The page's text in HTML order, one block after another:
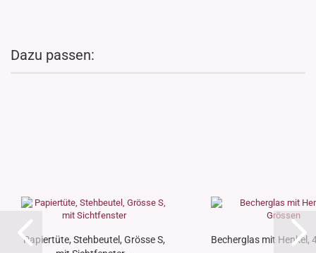
Dazu passen:
Papiertüte, Stehbeutel, Grösse S,
Becherglas mit Henkel,